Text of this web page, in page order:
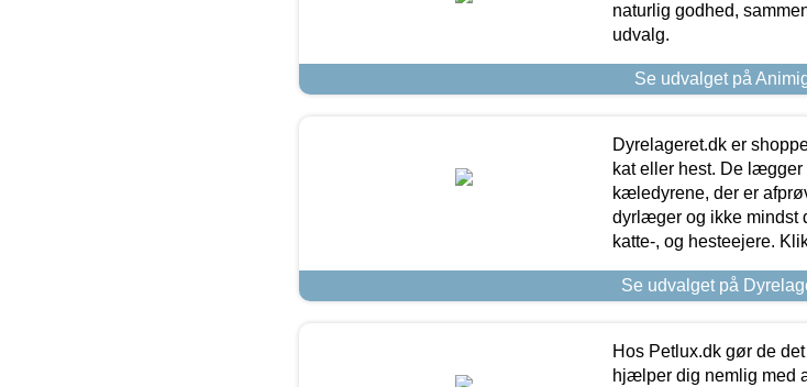
naturlig godhed,
udvalg.
Se udvalget på
Dyrelageret.dk er
kat eller hest. De lægger
kæledyrene, der er
dyrlæger og ikke mindst
katte-, og hesteejere.
Se udvalget på
Hos Petlux.dk gør de
hjælper dig nemlig med